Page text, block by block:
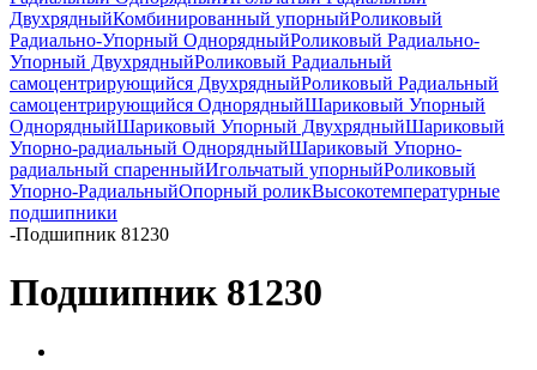
ДвухрядныйКомбинированный упорныйРоликовый
Радиально-Упорный ОднорядныйРоликовый Радиально-
Упорный ДвухрядныйРоликовый Радиальный
самоцентрирующийся ДвухрядныйРоликовый Радиальный
самоцентрирующийся ОднорядныйШариковый Упорный
ОднорядныйШариковый Упорный ДвухрядныйШариковый
Упорно-радиальный ОднорядныйШариковый Упорно-
радиальный спаренныйИгольчатый упорныйРоликовый
Упорно-РадиальныйОпорный роликВысокотемпературные
подшипники
-Подшипник 81230
Подшипник 81230